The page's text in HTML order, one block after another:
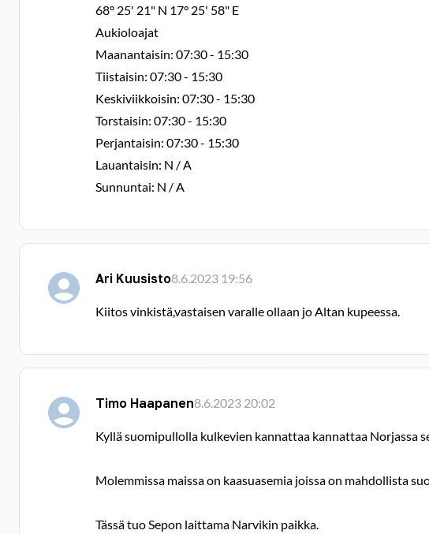
68° 25' 21" N 17° 25' 58" E
Aukioloajat
Maanantaisin: 07:30 - 15:30
Tiistaisin: 07:30 - 15:30
Keskiviikkoisin: 07:30 - 15:30
Torstaisin: 07:30 - 15:30
Perjantaisin: 07:30 - 15:30
Lauantaisin: N / A
Sunnuntai: N / A
Ari Kuusisto8.6.2023 19:56
Kiitos vinkistä,vastaisen varalle ollaan jo Altan kupeessa.
Timo Haapanen8.6.2023 20:02
Kyllä suomipullolla kulkevien kannattaa kannattaa Norjassa
Molemmissa maissa on kaasuasemia joissa on mahdollista
Tässä tuo Sepon laittama Narvikin paikka.